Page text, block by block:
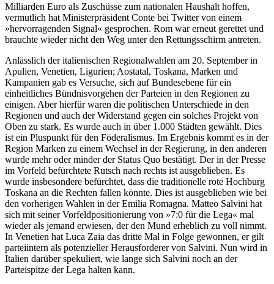
Milliarden Euro als Zuschüsse zum nationalen Haushalt hoffen,
vermutlich hat Ministerpräsident Conte bei Twitter von einem
»hervorragenden Signal« gesprochen. Rom war erneut gerettet und
brauchte wieder nicht den Weg unter den Rettungsschirm antreten.
Anlässlich der italienischen Regionalwahlen am 20. September in
Apulien, Venetien, Ligurien; Aostatal, Toskana, Marken und
Kampanien gab es Versuche, sich auf Bundesebene für ein
einheitliches Bündnisvorgehen der Parteien in den Regionen zu
einigen. Aber hierfür waren die politischen Unterschiede in den
Regionen und auch der Widerstand gegen ein solches Projekt von
Oben zu stark. Es wurde auch in über 1.000 Städten gewählt. Dies
ist ein Pluspunkt für den Föderalismus. Im Ergebnis kommt es in der
Region Marken zu einem Wechsel in der Regierung, in den anderen
wurde mehr oder minder der Status Quo bestätigt. Der in der Presse
im Vorfeld befürchtete Rutsch nach rechts ist ausgeblieben. Es
wurde insbesondere befürchtet, dass die traditionelle rote Hochburg
Toskana an die Rechten fallen könnte. Dies ist ausgeblieben wie bei
den vorherigen Wahlen in der Emilia Romagna. Matteo Salvini hat
sich mit seiner Vorfeldpositionierung von »7:0 für die Lega« mal
wieder als jemand erwiesen, der den Mund erheblich zu voll nimmt.
In Venetien hat Luca Zaia das dritte Mal in Folge gewonnen, er gilt
parteiintern als potenzieller Herausforderer von Salvini. Nun wird in
Italien darüber spekuliert, wie lange sich Salvini noch an der
Parteispitze der Lega halten kann.